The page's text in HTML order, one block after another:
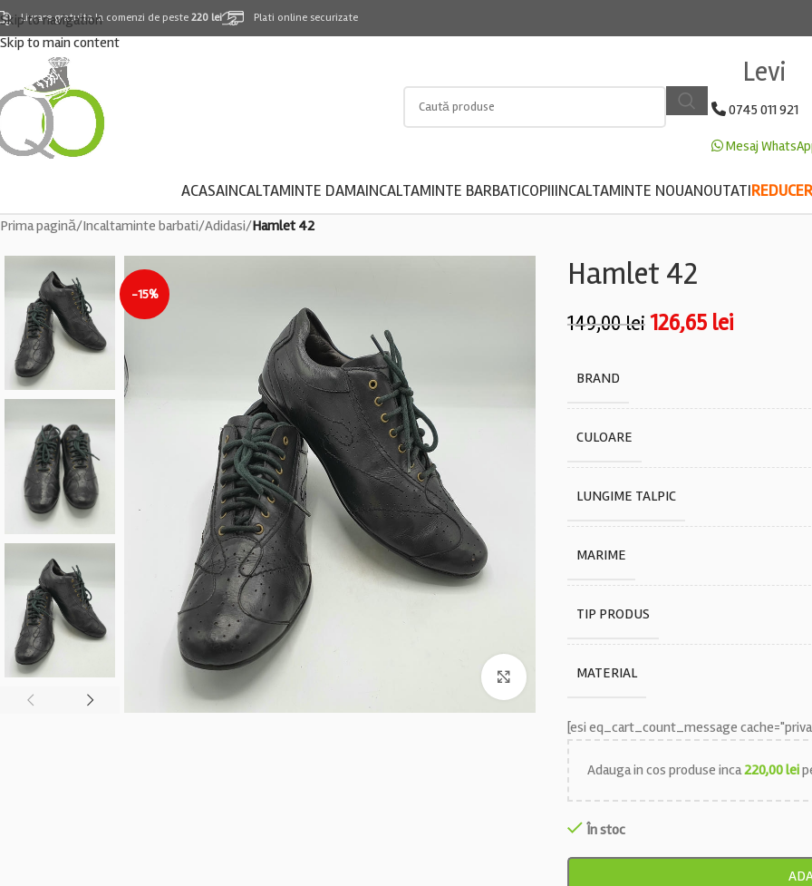
Skip to navigation
Skip to main content
Livrare gratuita la comenzi de peste 220 lei Plati online securizate
Levi
0745 011 921
Mesaj
ACASAINCALTAMINTE DAMAINCALTAMINTE BARBATICOPIIINCALTAMINTE NOUANOUTATI
Prima pagină/Incaltaminte barbati/Adidasi/Hamlet 42
-15%
Faceți click pentru a mări
Hamlet 42
149,00lei126,65 lei
BRAND
CULOARE
LUNGIME TALPIC
MARIME
TIP PRODUS
MATERIAL
[esi eq_cart_count_message
Adauga in cos produse inca220,00lei
În stoc